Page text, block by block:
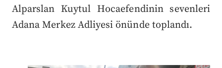
Alparslan Kuytul Hocaefendinin sevenleri
Adana Merkez Adliyesi önünde toplandı.